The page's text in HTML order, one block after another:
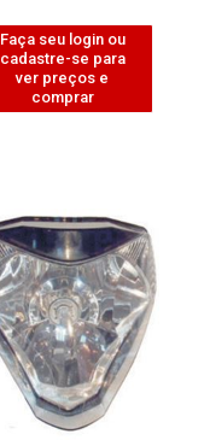
Faça seu login ou
cadastre-se para
ver preços e
comprar